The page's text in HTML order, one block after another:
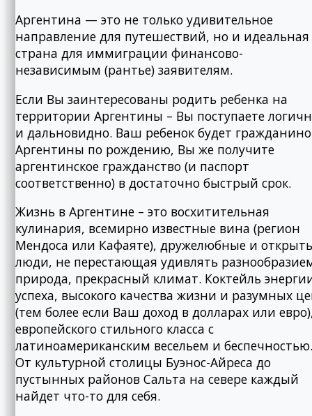
Аргентина — это не только удивительное
направление для путешествий, но и идеальная
страна для иммиграции финансово-
независимым (рантье) заявителям.
Если Вы заинтересованы родить ребенка на
территории Аргентины – Вы поступаете
и дальновидно. Ваш ребенок будет
Аргентины по рождению, Вы же получите
аргентинское гражданство (и паспорт
соответственно) в достаточно быстрый срок.
Жизнь в Аргентине – это восхитительная
кулинария, всемирно известные вина (регион
Мендоса или Кафаяте), дружелюбные и
люди, не перестающая удивлять
природа, прекрасный климат. Коктейль
успеха, высокого качества жизни и разумных
(тем более если Ваш доход в долларах или
европейского стильного класса с
латиноамериканским весельем и беспечностью.
От культурной столицы Буэнос-Айреса до
пустынных районов Сальта на севере каждый
найдет что-то для себя.